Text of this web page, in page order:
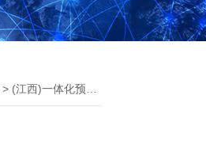
> (江西)一体化预制泵站